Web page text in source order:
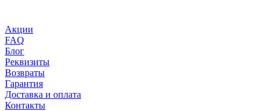
Акции
FAQ
Блог
Реквизиты
Возвраты
Гарантия
Доставка и оплата
Контакты